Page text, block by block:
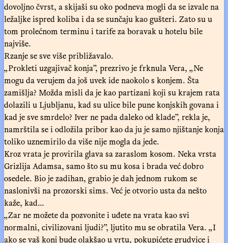
dovoljno čvrst, a skijaši su oko podneva mogli da se izvale na
ležaljke ispred koliba i da se sunčaju kao gušteri. Zato su u
tom prolećnom terminu i tarife za boravak u hotelu bile
najviše.
Rzanje se sve više približavalo.
„Prokleti uzgajivač konja”, prezrivo je frknula Vera, „Ne
mogu da verujem da još uvek ide naokolo s konjem. Šta
zamišlja? Možda misli da je kao partizani koji su krajem rata
dolazili u Ljubljanu, kad su ulice bile pune konjskih govana i
kad je sve smrdelo? Iver ne pada daleko od klade”, rekla je,
namrštila se i odložila pribor kao da ju je samo njištanje konja
toliko uznemirilo da više nije mogla da jede.
Kroz vrata je provirila glava sa zaraslom kosom. Neka vrsta
Grizlija Adamsa, samo što su mu kosa i brada već dobro
osedele. Bio je zadihan, grabio je dah jednom rukom se
naslonivši na prozorski sims. Već je otvorio usta da nešto
kaže, kad...
„Zar ne možete da pozvonite i uđete na vrata kao svi
normalni, civilizovani ljudi?”, ljutito mu se obratila Vera. „I
ako se vaš konj bude olakšao u vrtu, pokupićete grudvice i